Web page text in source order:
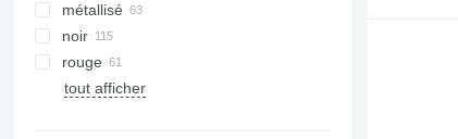
métallisé
noir
rouge
tout afficher